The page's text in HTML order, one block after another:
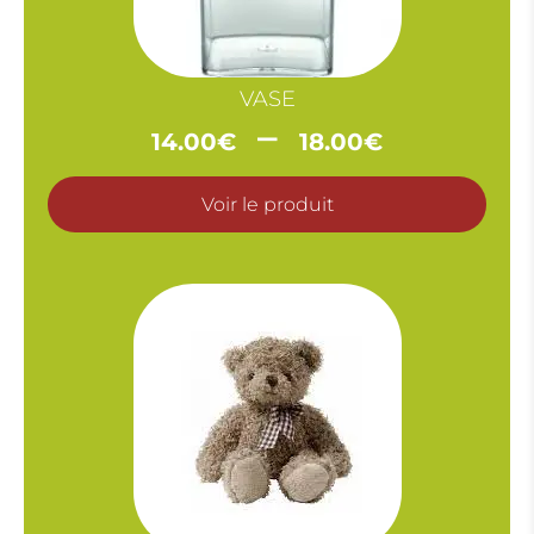
VASE
14.00€ – 18.00€Plage
de
prix :
14.00€
18.00€
Voir le produit